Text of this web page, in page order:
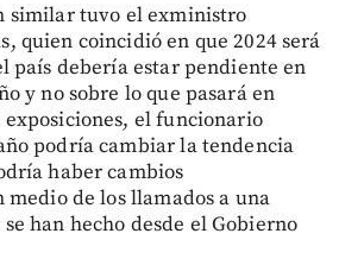
similar tuvo el exministro
quien coincidió en que 2024 será
país debería estar pendiente en
y no sobre lo que pasará en
exposiciones, el funcionario
podría cambiar la tendencia
haber cambios
de los llamados a una
han hecho desde el Gobierno